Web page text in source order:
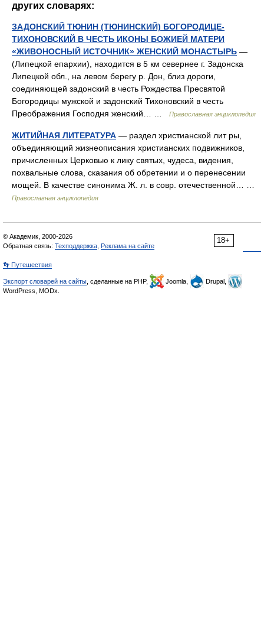
других словарях:
ЗАДОНСКИЙ ТЮНИН (ТЮНИНСКИЙ) БОГОРОДИЦЕ-
ТИХОНОВСКИЙ В ЧЕСТЬ ИКОНЫ БОЖИЕЙ МАТЕРИ
«ЖИВОНОСНЫЙ ИСТОЧНИК» ЖЕНСКИЙ МОНАСТЫРЬ —
(Липецкой епархии), находится в 5 км севернее г. Задонска
Липецкой обл., на левом берегу р. Дон, близ дороги,
соединяющей задонский в честь Рождества Пресвятой
Богородицы мужской и задонский Тихоновский в честь
Преображения Господня женский… …
Православная энциклопедия
ЖИТИЙНАЯ ЛИТЕРАТУРА — раздел христианской лит ры,
объединяющий жизнеописания христианских подвижников,
причисленных Церковью к лику святых, чудеса, видения,
похвальные слова, сказания об обретении и о перенесении
мощей. В качестве синонима Ж. л. в совр. отечественной… …
Православная энциклопедия
18+
© Академик, 2000-2026
Обратная связь: Техподдержка Реклама на сайте
👣 Путешествия
Экспорт словарей на сайты , сделанные на PHP, Joomla,
Drupal,
WordPress, MODx.